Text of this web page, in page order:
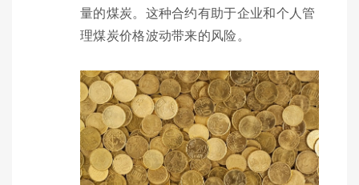
量的煤炭。这种合约有助于企业和个人管
理煤炭价格波动带来的风险。